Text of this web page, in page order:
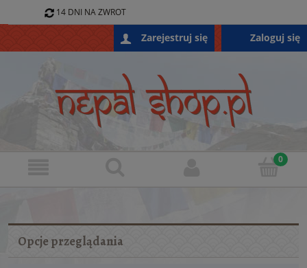
Zarejestruj się Zaloguj się
14 DNI NA ZWROT
Opcje przeglądania